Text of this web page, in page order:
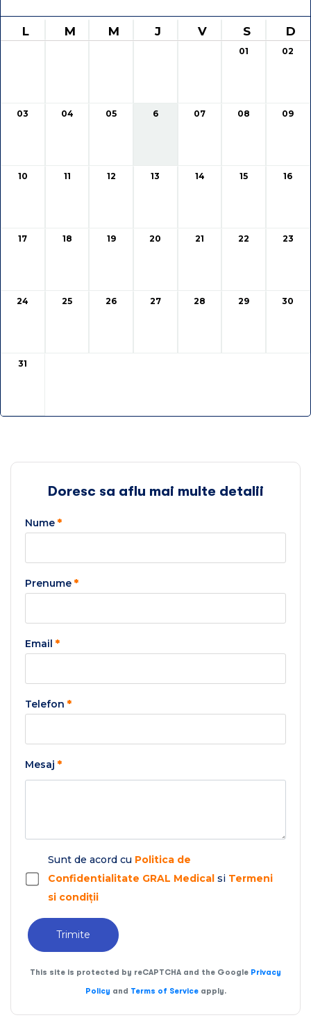
L M M J V S D
01 02
03 04 05 6 07 08 09
10 11 12 13 14 15 16
17 18 19 20 21 22 23
24 25 26 27 28 29 30
31
Doresc sa aflu mai multe detalii
Nume *
Prenume *
Email *
Telefon *
Mesaj *
Sunt de acord cu Politica de
Confidentialitate GRAL Medical si Termeni
si condiții
Trimite
This site is protected by reCAPTCHA and the Google Privacy
Policy and Terms of Serviceapply.